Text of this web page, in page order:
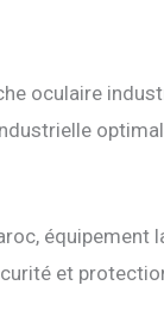
oculaire
équipement
et